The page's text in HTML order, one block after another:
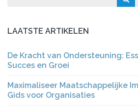
LAATSTE ARTIKELEN
De Kracht van Ondersteuning:
Succes en Groei
Maximaliseer Maatschappelijke
Gids voor Organisaties